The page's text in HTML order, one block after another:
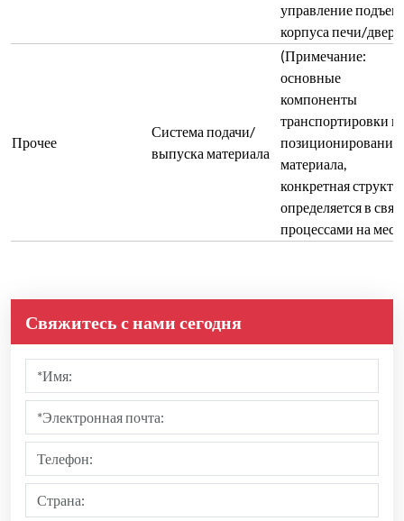
управление
корпуса печи/
Прочее
Система подачи/
выпуска материала
(Примечание:
основные
компоненты
транспортировки и
позиционирования
материала,
конкретная
определяется в
процессами на
Свяжитесь с нами сегодня